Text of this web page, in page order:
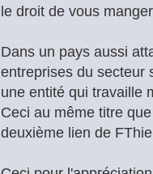
le droit de vous
Dans un pays aussi
entreprises du secteur
une entité qui travaille
Ceci au même titre
deuxième lien de